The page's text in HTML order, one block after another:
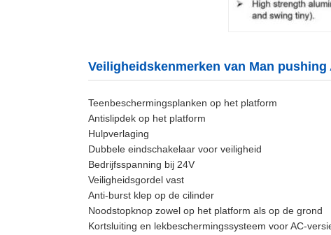
Veiligheidskenmerken van Man
Teenbeschermingsplanken op het platform
Antislipdek op het platform
Hulpverlaging
Dubbele eindschakelaar voor veiligheid
Bedrijfsspanning bij 24V
Veiligheidsgordel vast
Anti-burst klep op de cilinder
Noodstopknop zowel op het platform als op de grond
Kortsluiting en lekbeschermingssysteem voor AC-